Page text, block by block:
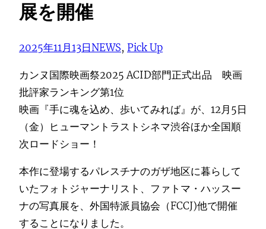
展を開催
2025年11月13日 NEWS, Pick Up
カンヌ国際映画祭2025 ACID部門正式出品 映画
批評家ランキング第1位
映画『手に魂を込め、歩いてみれば』が、12月5日
（金）ヒューマントラストシネマ渋谷ほか全国順
次ロードショー！
本作に登場するパレスチナのガザ地区に暮らして
いたフォトジャーナリスト、ファトマ・ハッスー
ナの写真展を、外国特派員協会（FCCJ)他で開催
することになりました。